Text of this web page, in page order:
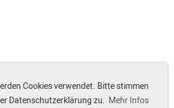
Cookies verwendet. Bitte stimmen
Datenschutzerklärung zu. Mehr Infos